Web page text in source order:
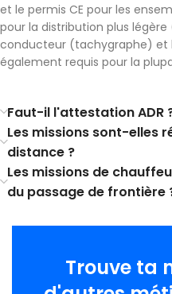
et le permis CE pour les
pour la distribution plus
conducteur (tachygraphe) et
également requis pour la
Faut-il l'attestation ADR
Les missions sont-elles
distance ?
Les missions de
du passage de frontière
Trouve ta